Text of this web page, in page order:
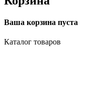
Ваша корзина пуста
Каталог товаров